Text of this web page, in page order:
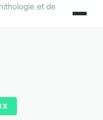
et de